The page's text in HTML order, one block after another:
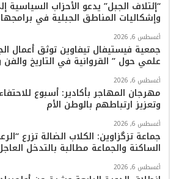
“إئتلاف الجبل” يدعو الأحزاب السياسية
وإشكاليات المناطق الجبلية في برامجها
أغسطس 6, 2026
جمعية فيستيفال تيفاوين توثق أعمال
علمي حول ” القروانية في التاريخ والفن
أغسطس 6, 2026
مهرجان المهاجر بأكادير: أسبوع
وتعزيز ارتباطهم بالوطن الأم
أغسطس 6, 2026
جماعة تزگزاوين: الكلاب الضالة تزرع
الساكنة والجماعة مطالبة بالتدخل
أغسطس 6, 2026